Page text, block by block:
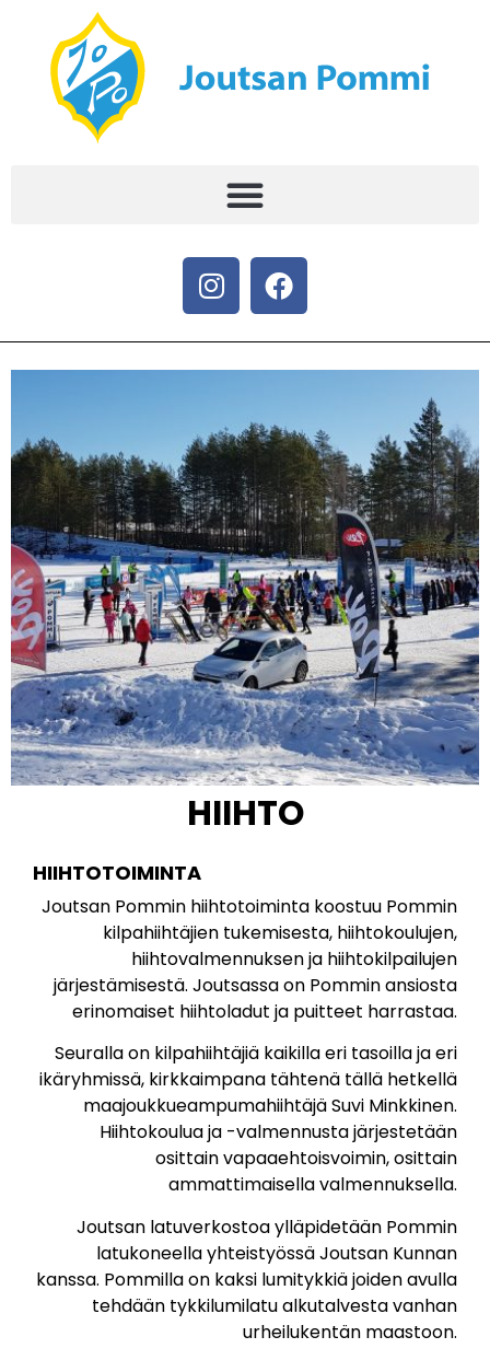
HIIHTO
HIIHTOTOIMINTA
Joutsan Pommin hiihtotoiminta koostuu Pommin
kilpahiihtäjien tukemisesta, hiihtokoulujen,
hiihtovalmennuksen ja hiihtokilpailujen
järjestämisestä. Joutsassa on Pommin ansiosta
erinomaiset hiihtoladut ja puitteet harrastaa.
Seuralla on kilpahiihtäjiä kaikilla eri tasoilla ja eri
ikäryhmissä, kirkkaimpana tähtenä tällä hetkellä
maajoukkueampumahiihtäjä Suvi Minkkinen.
Hiihtokoulua ja -valmennusta järjestetään
osittain vapaaehtoisvoimin, osittain
ammattimaisella valmennuksella.
Joutsan latuverkostoa ylläpidetään Pommin
latukoneella yhteistyössä Joutsan Kunnan
kanssa. Pommilla on kaksi lumitykkiä joiden avulla
tehdään tykkilumilatu alkutalvesta vanhan
urheilukentän maastoon.